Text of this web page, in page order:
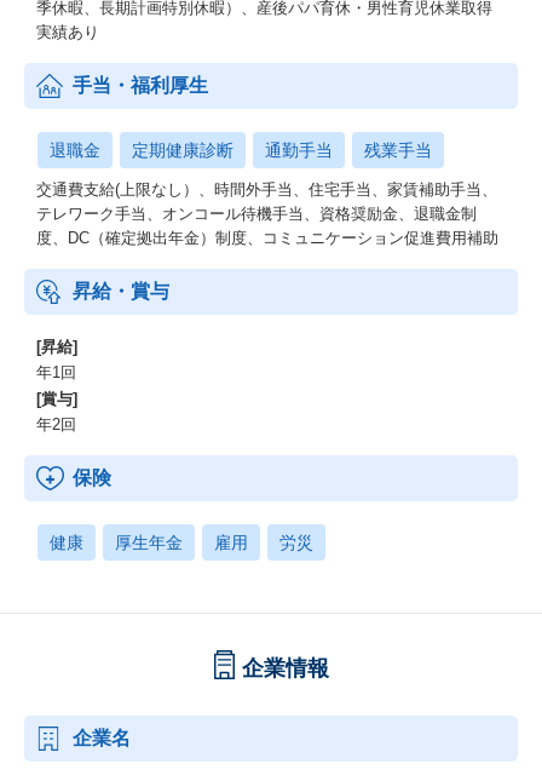
季休暇、長期計画特別休暇）、産後パパ育休・男性育児休業取得
実績あり
手当・福利厚生
退職金 定期健康診断 通勤手当 残業手当
交通費支給(上限なし）、時間外手当、住宅手当、家賃補助手当、
テレワーク手当、オンコール待機手当、資格奨励金、退職金制
度、DC（確定拠出年金）制度、コミュニケーション促進費用補助
昇給・賞与
[昇給]
年1回
[賞与]
年2回
保険
健康 厚生年金 雇用 労災
企業情報
企業名